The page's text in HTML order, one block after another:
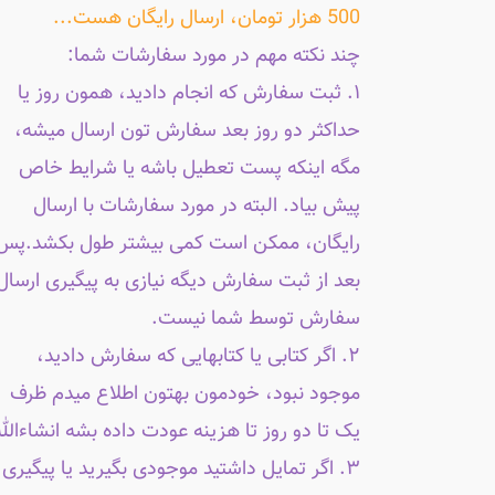
500 هزار تومان، ارسال رایگان هست...
چند نکته مهم در مورد سفارشات شما:
۱. ثبت سفارش که انجام دادید، همون روز یا
حداکثر دو روز بعد سفارش تون ارسال میشه،
مگه اینکه پست تعطیل باشه یا شرایط خاص
پیش بیاد. البته در مورد سفارشات با ارسال
رایگان، ممکن است کمی بیشتر طول
بعد از ثبت سفارش دیگه نیازی به پیگیری
سفارش توسط شما نیست.
۲. اگر کتابی یا کتابهایی که سفارش دادید،
موجود نبود، خودمون بهتون اطلاع میدم ظرف
یک تا دو روز تا هزینه عودت داده بشه
۳. اگر تمایل داشتید موجودی بگیرید یا پیگیری